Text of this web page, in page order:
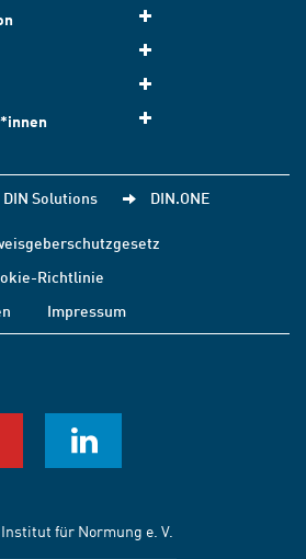
DIN Solutions DIN.ONE
Richtlinie
Impressum
für Normung e. V.